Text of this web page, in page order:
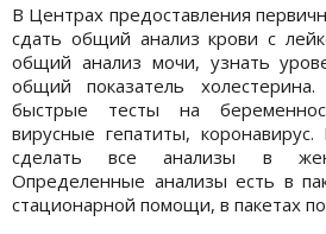
В Центрах предоставления
сдать общий анализ крови с
общий анализ мочи, узнать
общий показатель
быстрые тесты на
вирусные гепатиты,
сделать все анализы в
Определенные анализы есть в
стационарной помощи, в пакетах